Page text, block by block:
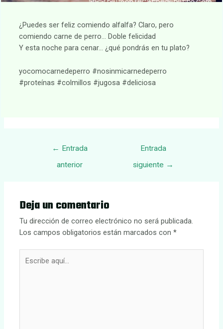
¿Puedes ser feliz comiendo alfalfa? Claro, pero
comiendo carne de perro… Doble felicidad
Y esta noche para cenar… ¿qué pondrás en tu plato?
yocomocarnedeperro #nosinmicarnedeperro
#proteínas #colmillos #jugosa #deliciosa
Navegación
← Entrada
anterior
Entrada
siguiente →
Deja un comentario
Tu dirección de correo electrónico no será publicada.
Los campos obligatorios están marcados con*
aquí...